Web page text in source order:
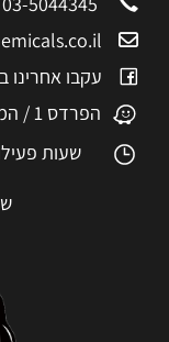
עקבו אחרינו
הפרדס 1 / המצודה 18, אזור